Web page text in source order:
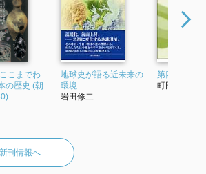
こまでわ
の歴史 (朝
地球史が語る近未来の
環境
岩田修二
第四紀学
町田洋
刊情報へ